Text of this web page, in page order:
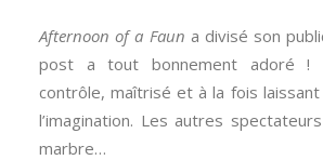
Afternoon of a Faun a divisé son
post a tout bonnement adoré !
contrôle, maîtrisé et à la fois
l’imagination. Les autres
marbre…